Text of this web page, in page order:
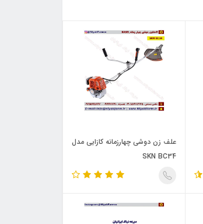
علف زن دوشی چهارزمانه کازایی مدل
SKN BC34